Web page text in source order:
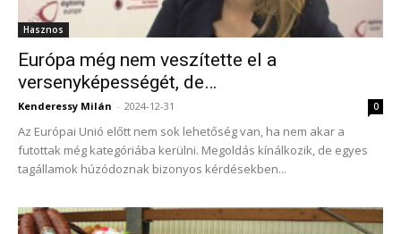
Hasznos
Európa még nem veszítette el a
versenyképességét, de…
Kenderessy Milán - 2024-12-31 0
Az Európai Unió előtt nem sok lehetőség van, ha nem akar a
futottak még kategóriába kerülni. Megoldás kínálkozik, de egyes
tagállamok húzódoznak bizonyos kérdésekben...